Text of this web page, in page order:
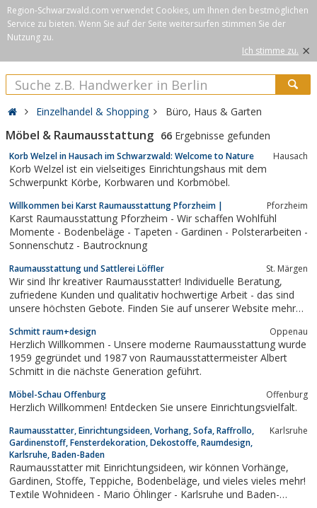
Region-Schwarzwald.com verwendet Cookies, um Ihnen den bestmöglichen
Service zu bieten. Wenn Sie auf der Seite weitersurfen stimmen Sie der
Nutzung zu.
Ich stimme zu. ×
Einzelhandel & Shopping Büro, Haus & Garten
Möbel & Raumausstattung 66 Ergebnisse gefunden
Korb Welzel in Hausach im Schwarzwald: Welcome to Nature Hausach
Korb Welzel ist ein vielseitiges Einrichtungshaus mit dem
Schwerpunkt Körbe, Korbwaren und Korbmöbel.
Willkommen bei Karst Raumausstattung Pforzheim | Pforzheim
Karst Raumausstattung Pforzheim - Wir schaffen Wohlfühl
Momente - Bodenbeläge - Tapeten - Gardinen - Polsterarbeiten -
Sonnenschutz - Bautrocknung
Raumausstattung und Sattlerei Löffler St. Märgen
Wir sind Ihr kreativer Raumausstatter! Individuelle Beratung,
zufriedene Kunden und qualitativ hochwertige Arbeit - das sind
unsere höchsten Gebote. Finden Sie auf unserer Website mehr
Schmitt raum+design Oppenau
Herzlich Willkommen - Unsere moderne Raumausstattung wurde
1959 gegründet und 1987 von Raumausstattermeister Albert
Schmitt in die nächste Generation geführt.
Möbel-Schau Offenburg Offenburg
Herzlich Willkommen! Entdecken Sie unsere Einrichtungsvielfalt.
Raumausstatter, Einrichtungsideen, Vorhang, Sofa, Raffrollo,
Gardinenstoff, Fensterdekoration, Dekostoffe, Raumdesign,
Karlsruhe, Baden-Baden
Karlsruhe
Raumausstatter mit Einrichtungsideen, wir können Vorhänge,
Gardinen, Stoffe, Teppiche, Bodenbeläge, und vieles vieles mehr!
Textile Wohnideen - Mario Öhlinger - Karlsruhe und Baden-